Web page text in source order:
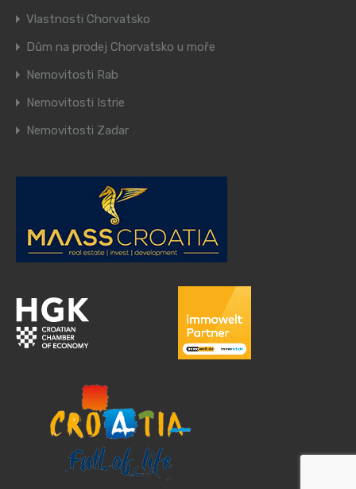
Vlastnosti Chorvatsko
Dům na prodej Chorvatsko u moře
Nemovitosti Rab
Nemovitosti Istrie
Nemovitosti Zadar